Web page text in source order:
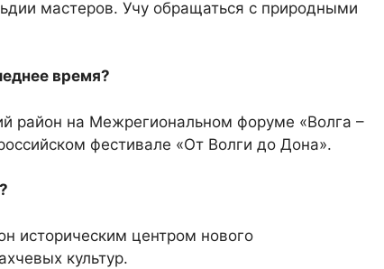
мастеров. Учу обращаться с природными
время?
район на Межрегиональном форуме «Волга –
фестивале «От Волги до Дона».
историческим центром нового
культур.